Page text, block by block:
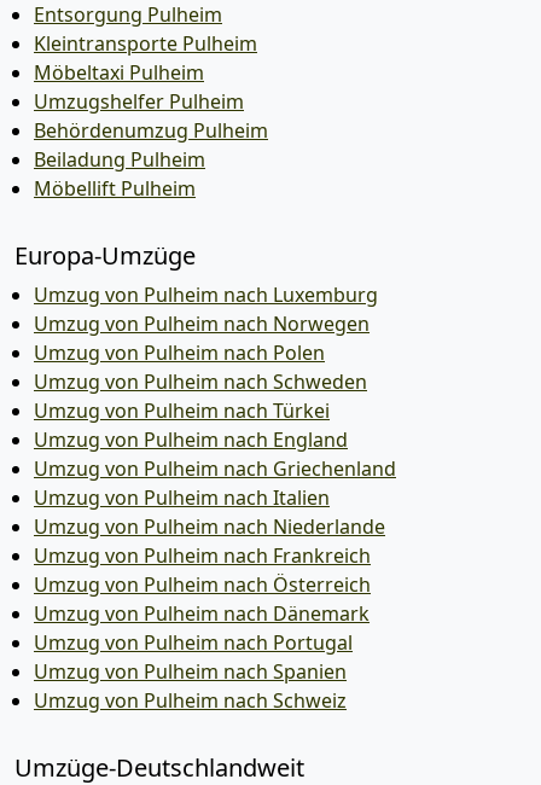
Entsorgung Pulheim
Kleintransporte Pulheim
Möbeltaxi Pulheim
Umzugshelfer Pulheim
Behördenumzug Pulheim
Beiladung Pulheim
Möbellift Pulheim
Europa-Umzüge
Umzug von Pulheim nach Luxemburg
Umzug von Pulheim nach Norwegen
Umzug von Pulheim nach Polen
Umzug von Pulheim nach Schweden
Umzug von Pulheim nach Türkei
Umzug von Pulheim nach England
Umzug von Pulheim nach Griechenland
Umzug von Pulheim nach Italien
Umzug von Pulheim nach Niederlande
Umzug von Pulheim nach Frankreich
Umzug von Pulheim nach Österreich
Umzug von Pulheim nach Dänemark
Umzug von Pulheim nach Portugal
Umzug von Pulheim nach Spanien
Umzug von Pulheim nach Schweiz
Umzüge-Deutschlandweit